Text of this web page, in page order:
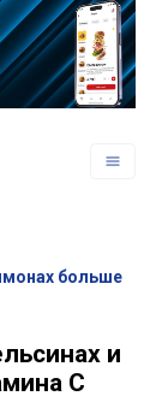
больше
и
С